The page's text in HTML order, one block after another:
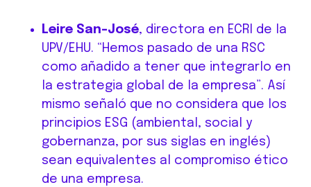
Leire San-José, directora en ECRI de la
UPV/EHU. “Hemos pasado de una RSC
como añadido a tener que integrarlo en
la estrategia global de la empresa”. Así
mismo señaló que no considera que los
principios ESG (ambiental, social y
gobernanza, por sus siglas en inglés)
sean equivalentes al compromiso ético
de una empresa.